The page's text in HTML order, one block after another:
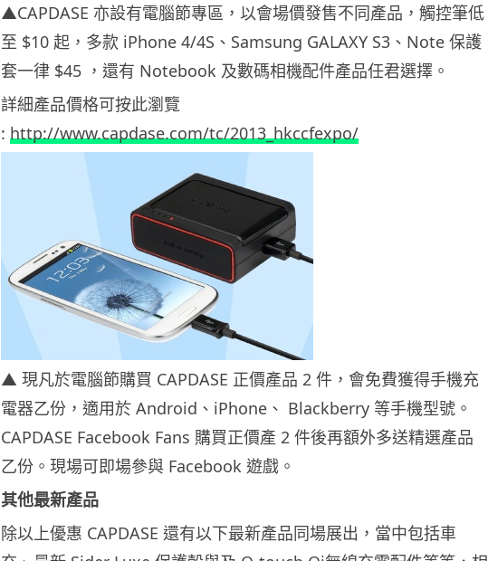
▲CAPDASE 亦設有電腦節專區，以會場價發售不同產品，觸控筆低
至 $10 起，多款 iPhone 4/4S、Samsung GALAXY S3、Note 保護
套一律 $45 ，還有 Notebook 及數碼相機配件產品任君選擇。
詳細產品價格可按此瀏覽
: http://www.capdase.com/tc/2013_hkccfexpo/
▲ 現凡於電腦節購買 CAPDASE 正價產品 2 件，會免費獲得手機充
電器乙份，適用於 Android、iPhone、 Blackberry 等手機型號。
CAPDASE Facebook Fans 購買正價產 2 件後再額外多送精選產品
乙份。現場可即場參與 Facebook 遊戲。
其他最新產品
除以上優惠 CAPDASE 還有以下最新產品同場展出，當中包括車